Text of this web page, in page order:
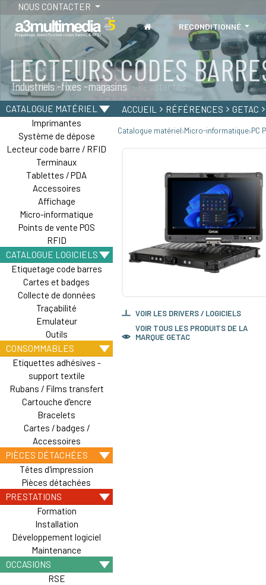
NOUS CONTACTER
RECONDITIONNÉ
TABLETTES
Tablettes durcies - étanches - Résistantes
CATALOGUE MATÉRIEL
Imprimantes
Système de dépose
Lecteur code barre / RFID
Terminaux
Tablettes / PDA
Accessoires
Affichage
Micro-informatique
Points de vente POS
RFID
CATALOGUE LOGICIELS
Etiquetage code barres
Cartes et badges
Collecte de données
Traçabilité
Emulateur
Outils
CONSOMMABLES
Etiquettes adhésives -
support textile
Rubans / Films transfert
Cartouche d'encre
Bracelets
Cartes / badges /
Accessoires
PIÈCES DÉTACHÉES
Têtes d'impression
Pièces détachées
PRESTATIONS
Formation
Installation
Développement logiciel
Maintenance
OCCASIONS
RSE
ACCUEIL RÉFÉRENCES GETAC
Catalogue matériel Micro-informatique PC
VOIR LES DRIVERS / LOGICIELS
VOIR TOUS LES PRODUITS DE LA
MARQUE GETAC